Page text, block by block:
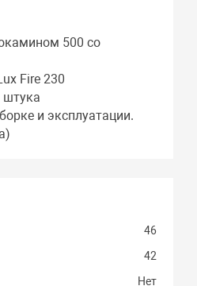
500 со
Fire 230
штука
и эксплуатации.
46
42
Нет